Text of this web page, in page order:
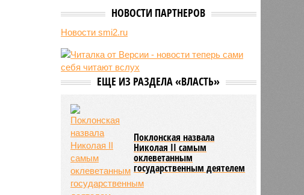
08:48
ЦРУ создало тайную группу для
раскола элит на Кубе
психбольницы после модных
ретритов с голоданием и
телесными практиками
авиаударах США по Йемену
НОВОСТИ ПАРТНЕРОВ
Новости smi2.ru
ЕЩЕ ИЗ РАЗДЕЛА «ВЛАСТЬ»
Поклонская назвала
Николая II самым
оклеветанным
государственным деятелем